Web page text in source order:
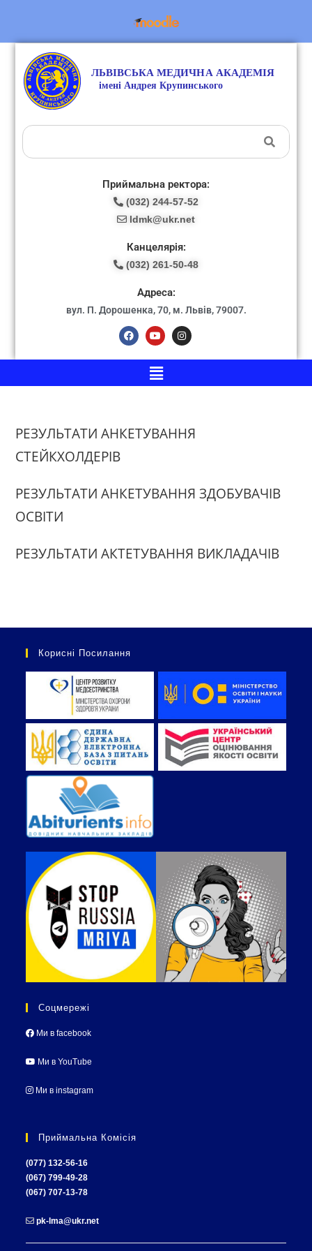
Приймальна ректора:
(032) 244-57-52
ldmk@ukr.net
Канцелярія:
(032) 261-50-48
Адреса:
вул. П. Дорошенка, 70, м. Львів, 79007.
РЕЗУЛЬТАТИ АНКЕТУВАННЯ
СТЕЙКХОЛДЕРІВ
РЕЗУЛЬТАТИ АНКЕТУВАННЯ ЗДОБУВАЧІВ
ОСВІТИ
РЕЗУЛЬТАТИ АКТЕТУВАННЯ ВИКЛАДАЧІВ
Корисні Посилання
Соцмережі
Ми в facebook
Ми в YouTube
Ми в instagram
Приймальна Комісія
(077) 132-56-16
(067) 799-49-28
(067) 707-13-78
pk-lma@ukr.net